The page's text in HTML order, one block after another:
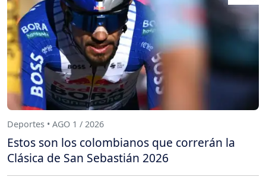
Deportes • AGO 1 / 2026
Estos son los colombianos que correrán la
Clásica de San Sebastián 2026